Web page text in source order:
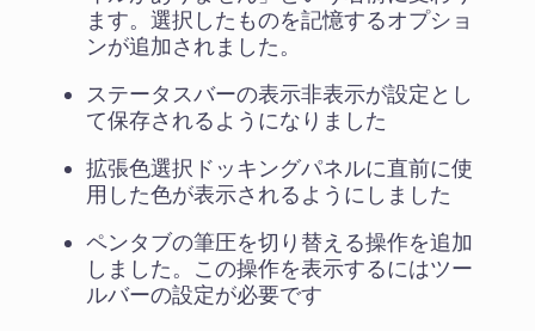
ます。選択したものを記憶するオプショ
ンが追加されました。
ステータスバーの表示非表示が設定とし
て保存されるようになりました
拡張色選択ドッキングパネルに直前に使
用した色が表示されるようにしました
ペンタブの筆圧を切り替える操作を追加
しました。この操作を表示するにはツー
ルバーの設定が必要です